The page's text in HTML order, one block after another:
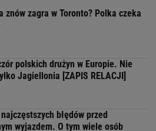
znów zagra w Toronto? Polka czeka
polskich drużyn w Europie. Nie
Jagiellonia [ZAPIS RELACJI]
błędów przed
wyjazdem. O tym wiele osób